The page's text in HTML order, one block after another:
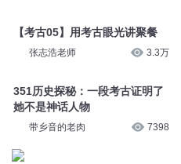
【考古05】用考古眼光讲聚餐
张志浩老师 3.3万
351历史探秘：一段考古证明了
她不是神话人物
带乡音的老肉 7398